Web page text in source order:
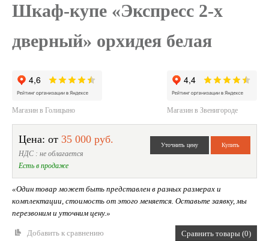
Шкаф-купе «Экспресс 2-х
дверный» орхидея белая
Магазин в Голицыно Магазин в Звенигороде
Цена: от 35 000 руб.
НДС : не облагается
Есть в продаже
«Один товар может быть представлен в разных размерах и
комплектации, стоимость от этого меняется. Оставьте заявку, мы
перезвоним и уточним цену.»
Добавить к сравнению Сравнить товары (0)